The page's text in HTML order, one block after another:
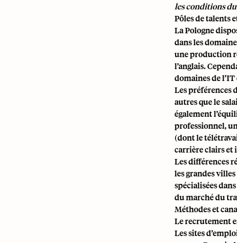
les conditions
Pôles de talents
La Pologne
dans les
une production
l’anglais.
domaines de
Les préférences
autres que le
également
professionnel,
(dont le
carrière clairs et
Les différences
les grandes
spécialisées
du marché du
Méthodes et
Le recrutement
Les sites